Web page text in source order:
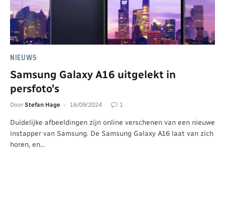
NIEUWS
Samsung Galaxy A16 uitgelekt in
persfoto’s
Door Stefan Hage 16/09/2024 1
Duidelijke afbeeldingen zijn online verschenen van een nieuwe
instapper van Samsung. De Samsung Galaxy A16 laat van zich
horen, en…